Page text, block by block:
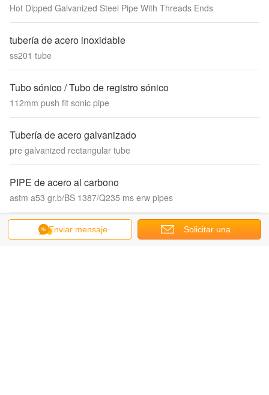
Hot Dipped Galvanized Steel Pipe With Threads Ends
tubería de acero inoxidable
ss201 tube
Tubo sónico / Tubo de registro sónico
112mm push fit sonic pipe
Tubería de acero galvanizado
pre galvanized rectangular tube
PIPE de acero al carbono
astm a53 gr.b/BS 1387/Q235 ms erw pipes
tubería de acero inoxidable
Enviar mensaje Solicitar una